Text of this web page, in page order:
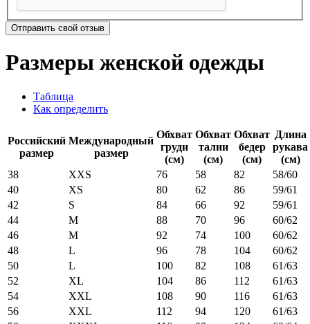
Отправить свой отзыв
Размеры женской одежды
Таблица
Как определить
Российский
размер
Международный
размер
Обхват
груди
(см)
Обхват
талии
(см)
Обхват
бедер
(см)
Длина
рукава
(см)
38
XXS 76 58 82
58/60
40
XS 80 62 86
59/61
42
S 84 66 92
59/61
44
M 88 70 96
60/62
46
M 92 74 100
60/62
48
L 96 78 104
60/62
50
L 100 82 108
61/63
52
XL 104 86 112
61/63
54
XXL 108 90 116
61/63
56
XXL 112 94 120
61/63